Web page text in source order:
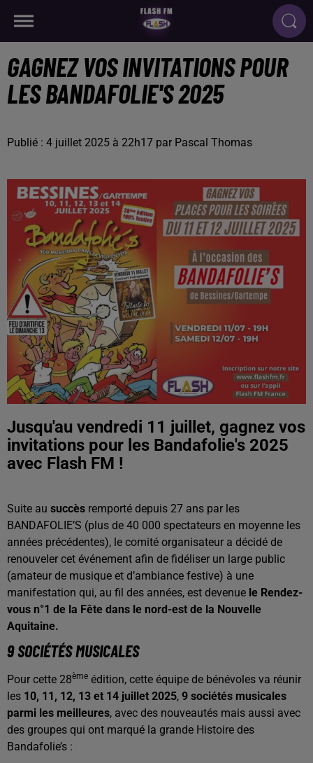
GAGNEZ VOS INVITATIONS POUR
LES BANDAFOLIE'S 2025
Publié : 4 juillet 2025 à 22h17 par Pascal Thomas
Jusqu'au vendredi 11 juillet, gagnez vos
invitations pour les Bandafolie's 2025
avec Flash FM !
Suite au succès remporté depuis 27 ans par les
BANDAFOLIE’S (plus de 40 000 spectateurs en moyenne les
années précédentes), le comité organisateur a décidé de
renouveler cet événement afin de fidéliser un large public
(amateur de musique et d’ambiance festive) à une
manifestation qui, au fil des années, est devenue le Rendez-
vous n°1 de la Fête dans le nord-est de la Nouvelle
Aquitaine.
9 SOCIÉTÉS MUSICALES
Pour cette 28ème édition, cette équipe de bénévoles va réunir
les 10, 11, 12, 13 et 14 juillet 2025, 9 sociétés musicales
parmi les meilleures, avec des nouveautés mais aussi avec
des groupes qui ont marqué la grande Histoire des
Bandafolie’s :